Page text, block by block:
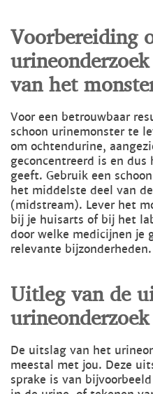
Voorbereiding
van het
Voor een betrouwbaar
schoon urinemonster te
om ochtendurine,
geconcentreerd is en
geeft. Gebruik een
het middelste deel van
(midstream). Lever het
bij je huisarts of bij het
door welke medicijnen je
relevante bijzonderheden.
Uitleg van de
urineonderzoek
De uitslag van het
meestal met jou. Deze
sprake is van